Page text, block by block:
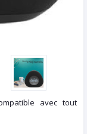
avec tout